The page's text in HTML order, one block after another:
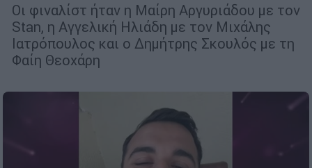
Οι φιναλίστ ήταν η Μαίρη Αργυριάδου με τον
Stan, η Αγγελική Ηλιάδη με τον Μιχάλης
Ιατρόπουλος και ο Δημήτρης Σκουλός με τη
Φαίη Θεοχάρη